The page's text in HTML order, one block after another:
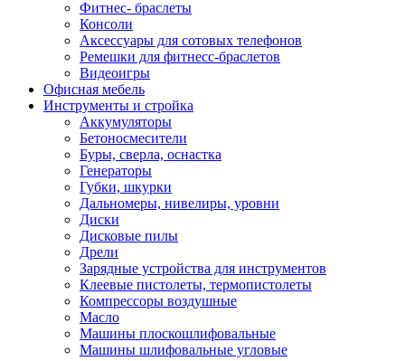
Фитнес- браслеты
Консоли
Аксессуары для сотовых телефонов
Ремешки для фитнесс-браслетов
Видеоигры
Офисная мебель
Инструменты и стройка
Аккумуляторы
Бетоносмесители
Буры, сверла, оснастка
Генераторы
Губки, шкурки
Дальномеры, нивелиры, уровни
Диски
Дисковые пилы
Дрели
Зарядные устройства для инструментов
Клеевые пистолеты, термопистолеты
Компрессоры воздушные
Масло
Машины плоскошлифовальные
Машины шлифовальные угловые